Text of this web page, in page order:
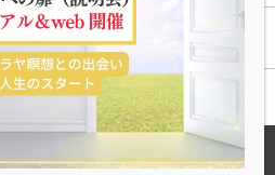
公式サイト All Rights Reserved.